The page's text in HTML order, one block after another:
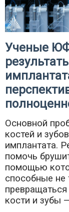
Ученые
Основной
костей и
имплантата.
помочь
помощью
способные не
кости и зубы